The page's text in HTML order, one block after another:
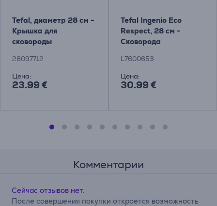
Tefal, диаметр 28 см -
Крышка для
сковороды
28097712
Цена:
23.99 €
Tefal Ingenio Eco
Respect, 28 см -
Сковорода
L7600653
Цена:
30.99 €
Комментарии
Сейчас отзывов нет.
После совершения покупки откроется возможность